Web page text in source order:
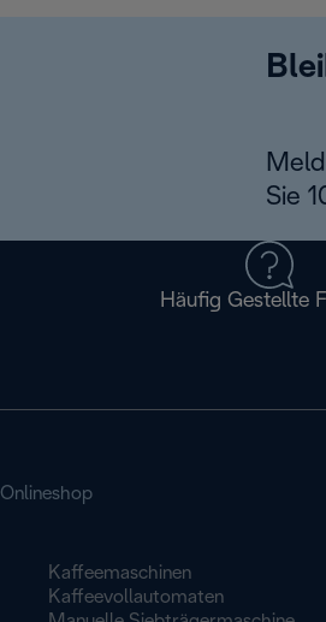
Sie
Häufig Gestellte
Onlineshop
Kaffeemaschinen
Kaffeevollautomaten